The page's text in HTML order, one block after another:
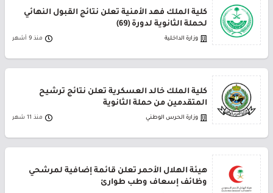
كلية الملك فهد الأمنية تعلن نتائج القبول النهائي
لحملة الثانوية لدورة (69)
وزارة الداخلية منذ 9 أشهر
كلية الملك خالد العسكرية تعلن نتائج ترشيح
المتقدمين من حملة الثانوية
وزارة الحرس الوطني منذ 11 شهر
هيئة الهلال الأحمر تعلن قائمة إضافية لمرشحي
وظائف إسعاف وطب طوارئ